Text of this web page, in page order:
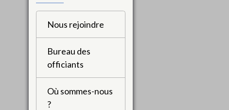
Nous rejoindre
Bureau des
officiants
Où sommes-nous
?